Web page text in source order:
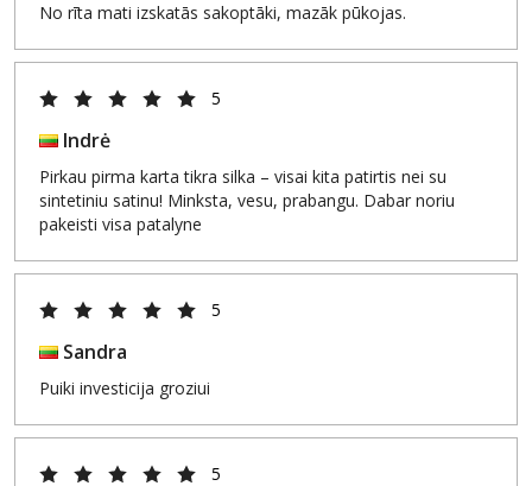
No rīta mati izskatās sakoptāki, mazāk pūkojas.
5
Indrė
Pirkau pirma karta tikra silka – visai kita patirtis nei su
sintetiniu satinu! Minksta, vesu, prabangu. Dabar noriu
pakeisti visa patalyne
5
Sandra
Puiki investicija groziui
5